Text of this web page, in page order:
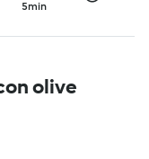
5min
olive